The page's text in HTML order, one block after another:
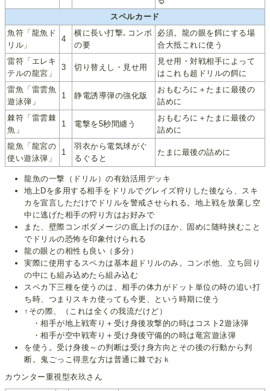
スペルカード
魚符「龍魚ド
リル」
4
横に長い打撃､コンボ
の要
必須。龍の眼を餌にする場
合大抵これに使う
雷符「エレキ
テルの龍宮」
3 切り替えし・見せ用
見せ用・対戦相手によって
はこれも超ドリルの餌に
雷魚「雷雲魚
遊泳弾」
1 静電誘導弾の強化版
おもむろに＋たまに最後の
詰めに
棘符「雷雲棘
魚」
1 電撃を5秒間纏う
おもむろに＋たまに最後の
詰めに
龍魚「龍宮の
使い遊泳弾」
1
羽衣から電気球がぐ
るぐると
たまに最後の詰めに
龍魚の一撃（ドリル）の有効活用デッキ
地上Dを多用する相手をドリルでグレイズ狩りした後なら、スキ
カを宣言しただけでドリルを警戒させられる。地上戦を放棄し空
中に逃げた相手の狩り方はお好みで
また、壁際コンボダメージの底上げのほか、固めに随時挟むこと
でドリルの恐怖を印象付けられる
龍の眼との相性も良い（多分）
実際に使用するスペカは基本超ドリルのみ。コンボ他、立ち回り
の中にも組み込めたら組み込む
スペカ下三種を使うのは、相手の体力がドット単位の時の追い打
ち時、つまりスキカ使っても今更、という時期に使う
↑その際、（これは全くの我流だけど）
・相手が地上戦寄り＋受け身後攻撃的の時はコスト2遊泳弾
・相手が空中戦寄り＋受け身後守備的の時は竜宮遊泳弾
を使う。受け身後～の判断は受け身方向とその後の行動から判
断。鬼ごっこ得意な方は普通に棘でおｋ
カウンター重視型衣玖さん